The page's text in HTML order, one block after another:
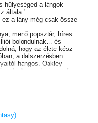
hülyeséged a lángok
általa.”
ez a lány még csak össze
menő popsztár, híres
bolondulnak… és
hogy az élete kész
a dalszerzésben
hangos. Oakley
Az eredmény: teljes
azért szerződtetnek, hogy
időszaknak.
Maga a
között soha nem
gondokkal küzd, így